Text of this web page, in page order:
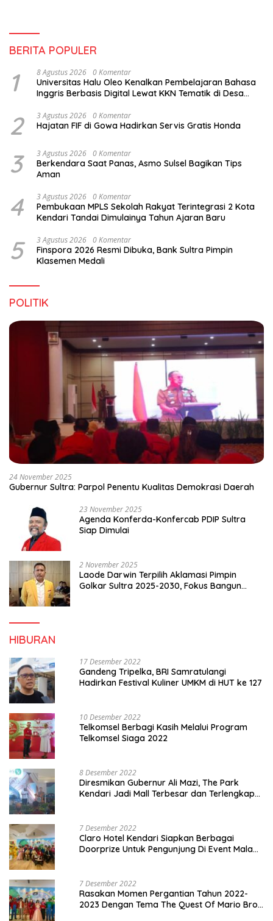
BERITA POPULER
1 8 Agustus 2026 0 Komentar
Universitas Halu Oleo Kenalkan Pembelajaran Bahasa
Inggris Berbasis Digital Lewat KKN Tematik di Desa
2 3 Agustus 2026 0 Komentar
Hajatan FIF di Gowa Hadirkan Servis Gratis Honda
3 3 Agustus 2026 0 Komentar
Berkendara Saat Panas, Asmo Sulsel Bagikan Tips
Aman
4 3 Agustus 2026 0 Komentar
Pembukaan MPLS Sekolah Rakyat Terintegrasi 2 Kota
Kendari Tandai Dimulainya Tahun Ajaran Baru
5 3 Agustus 2026 0 Komentar
Finspora 2026 Resmi Dibuka, Bank Sultra Pimpin
Klasemen Medali
POLITIK
24 November 2025
Gubernur Sultra: Parpol Penentu Kualitas Demokrasi Daerah
23 November 2025
Agenda Konferda-Konfercab PDIP Sultra
Siap Dimulai
2 November 2025
Laode Darwin Terpilih Aklamasi Pimpin
Golkar Sultra 2025-2030, Fokus Bangun
HIBURAN
17 Desember 2022
Gandeng Tripelka, BRI Samratulangi
Hadirkan Festival Kuliner UMKM di HUT ke 127
10 Desember 2022
Telkomsel Berbagi Kasih Melalui Program
Telkomsel Siaga 2022
8 Desember 2022
Diresmikan Gubernur Ali Mazi, The Park
Kendari Jadi Mall Terbesar dan Terlengkap
7 Desember 2022
Claro Hotel Kendari Siapkan Berbagai
Doorprize Untuk Pengunjung Di Event Malam
7 Desember 2022
Rasakan Momen Pergantian Tahun 2022-
2023 Dengan Tema The Quest Of Mario Bros